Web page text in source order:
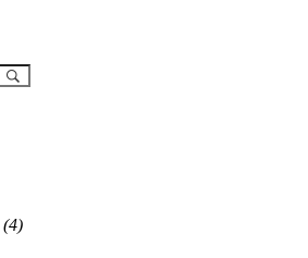
(4)